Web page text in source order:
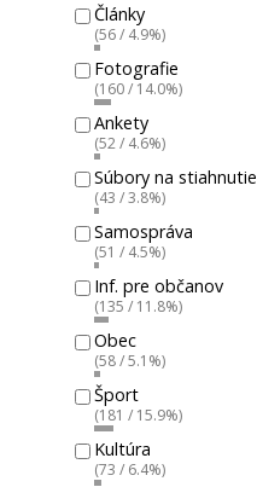
Články
(56 / 4.9%)
Fotografie
(160 / 14.0%)
Ankety
(52 / 4.6%)
Súbory na stiahnutie
(43 / 3.8%)
Samospráva
(51 / 4.5%)
Inf. pre občanov
(135 / 11.8%)
Obec
(58 / 5.1%)
Šport
(181 / 15.9%)
Kultúra
(73 / 6.4%)